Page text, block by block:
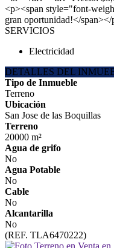
<p><span style="font-
gran oportunidad!</
SERVICIOS
Electricidad
DETALLES DEL
Tipo de Inmueble
Terreno
Ubicación
San Jose de las Boquillas
Terreno
20000 m²
Agua de grifo
No
Agua Potable
No
Cable
No
Alcantarilla
No
(REF. TLA6470222)